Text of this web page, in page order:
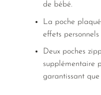
de bébé.
La poche
effets
Deux poches
supplémentaire
garantissant